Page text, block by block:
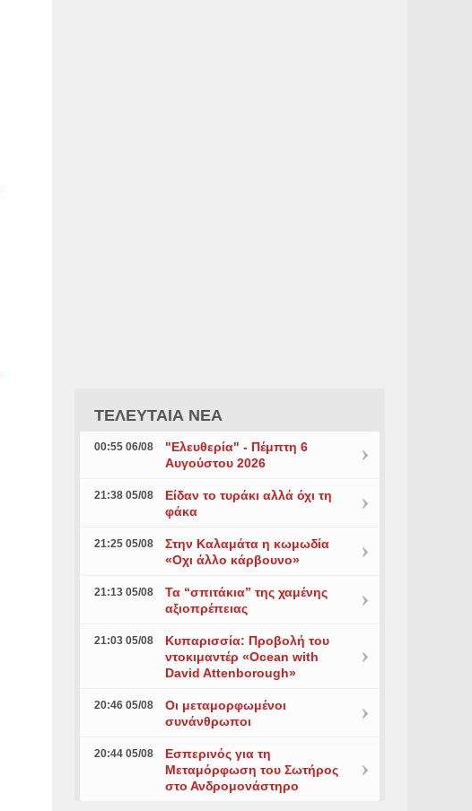
ΤΕΛΕΥΤΑΙΑ ΝΕΑ
00:55 06/08
"Ελευθερία" - Πέμπτη 6
Αυγούστου 2026
21:38 05/08
Είδαν το τυράκι αλλά όχι τη
φάκα
21:25 05/08
Στην Καλαμάτα η κωμωδία
«Οχι άλλο κάρβουνο»
21:13 05/08
Τα “σπιτάκια” της χαμένης
αξιοπρέπειας
21:03 05/08
Κυπαρισσία: Προβολή του
ντοκιμαντέρ «Ocean with
David Attenborough»
20:46 05/08
Οι μεταμορφωμένοι
συνάνθρωποι
20:44 05/08
Εσπερινός για τη
Μεταμόρφωση του Σωτήρος
στο Ανδρομονάστηρο